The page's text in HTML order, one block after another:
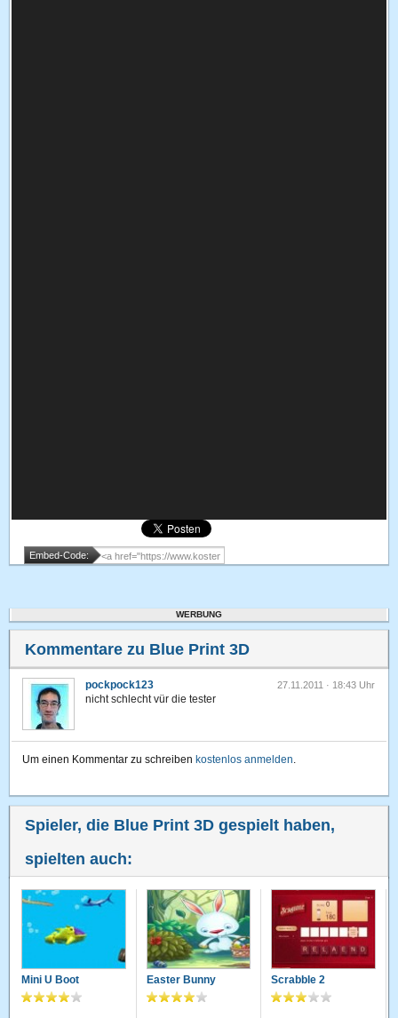
Embed-Code:
WERBUNG
Kommentare zu Blue Print 3D
pockpock123 27.11.2011 · 18:43 Uhr
nicht schlecht vür die tester
Um einen Kommentar zu schreiben kostenlos anmelden.
Spieler, die Blue Print 3D gespielt haben,
spielten auch:
Mini U Boot Easter Bunny Scrabble 2